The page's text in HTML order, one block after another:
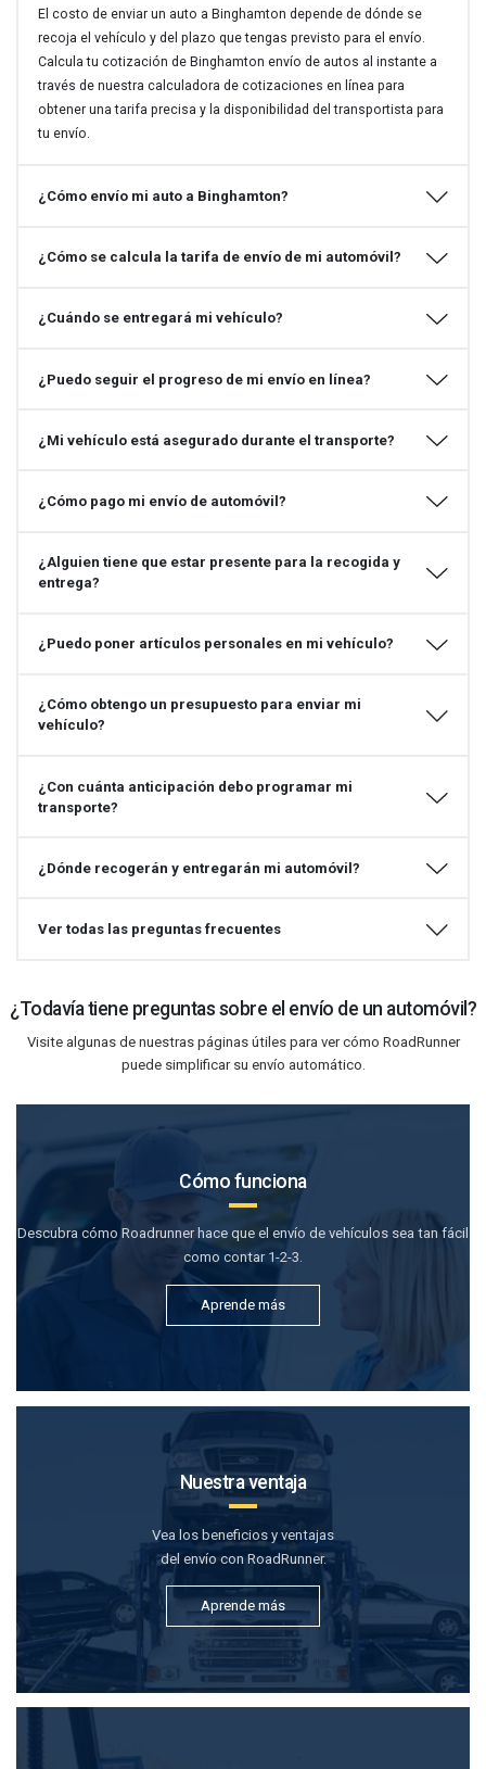
El costo de enviar un auto a Binghamton depende de dónde se
recoja el vehículo y del plazo que tengas previsto para el envío.
Calcula tu cotización de Binghamton envío de autos al instante a
través de nuestra calculadora de cotizaciones en línea para
obtener una tarifa precisa y la disponibilidad del transportista para
tu envío.
¿Cómo envío mi auto a Binghamton?
¿Cómo se calcula la tarifa de envío de mi automóvil?
¿Cuándo se entregará mi vehículo?
¿Puedo seguir el progreso de mi envío en línea?
¿Mi vehículo está asegurado durante el transporte?
¿Cómo pago mi envío de automóvil?
¿Alguien tiene que estar presente para la recogida y
entrega?
¿Puedo poner artículos personales en mi vehículo?
¿Cómo obtengo un presupuesto para enviar mi
vehículo?
¿Con cuánta anticipación debo programar mi
transporte?
¿Dónde recogerán y entregarán mi automóvil?
Ver todas las preguntas frecuentes
¿Todavía tiene preguntas sobre el envío de un automóvil?
Visite algunas de nuestras páginas útiles para ver cómo RoadRunner
puede simplificar su envío automático.
Cómo funciona
Descubra cómo Roadrunner hace que el envío de vehículos sea tan fácil
como contar 1-2-3.
Aprende más
Nuestra ventaja
Vea los beneficios y ventajas
del envío con RoadRunner.
Aprende más